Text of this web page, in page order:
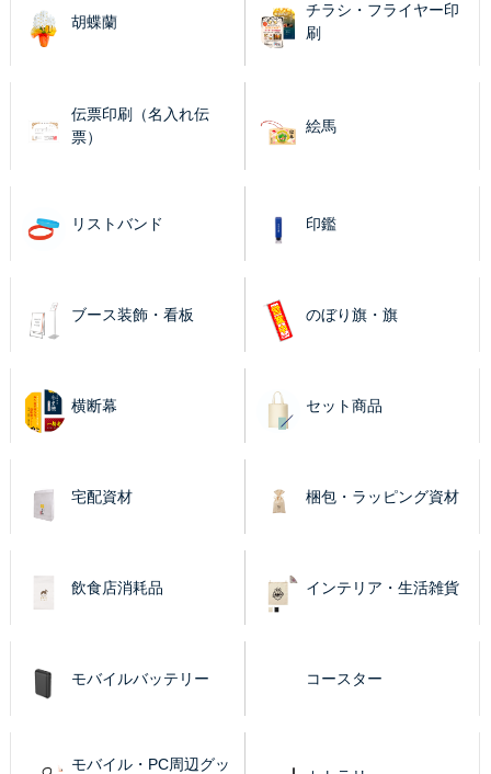
胡蝶蘭
チラシ・フライヤー印
刷
伝票印刷（名入れ伝
票）
絵馬
リストバンド 印鑑
ブース装飾・看板 のぼり旗・旗
横断幕 セット商品
宅配資材 梱包・ラッピング資材
飲食店消耗品 インテリア・生活雑貨
モバイルバッテリー コースター
モバイル・PC周辺グッ